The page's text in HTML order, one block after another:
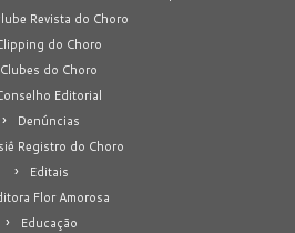
Revista do Choro
do Choro
Clubes do Choro
Editorial
Denúncias
Registro do Choro
Editais
Flor Amorosa
Educação